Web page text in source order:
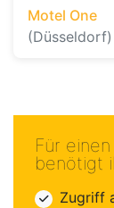
Motel One
(Düsseldorf)
Für
benötigt
Zugriff